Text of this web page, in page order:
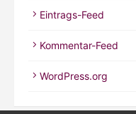
Eintrags-Feed
Kommentar-Feed
WordPress.org